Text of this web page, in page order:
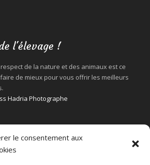
le consentement aux
l'élevage !
de la nature et des animaux est ce
de mieux pour vous offrir les meilleurs
Hadria Photographe